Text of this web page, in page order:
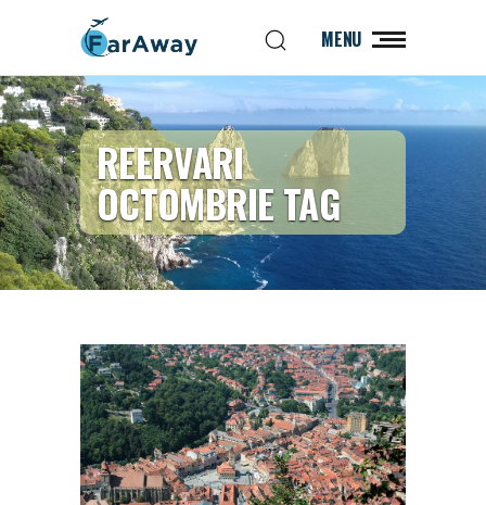
MENU
REERVARI
OCTOMBRIE TAG